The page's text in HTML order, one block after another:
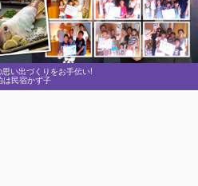
い出づくりをお手伝い!
は民宿かず子